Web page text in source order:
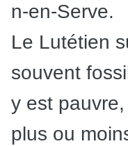
n-en-Serve.
Le Lutétien
souvent
y est
plus ou